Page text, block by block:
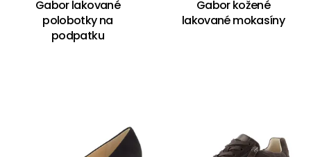
Gabor lakované
polobotky na
podpatku
Gabor kožené
lakované mokasíny